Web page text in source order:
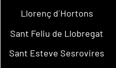
Llorenç d´Hortons
Sant Feliu de Llobregat
Sant Esteve Sesrovires